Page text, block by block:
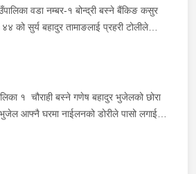
म.प्र. व०४-००१ ज ००८६ नं. को
जिल्ला सिराह मिर्चैया नगरपालिका-५ बस्ने
डब्बामा प्लास्टिकले पोका पारी लुकाई छिपाई
जस्तो देखिने गिलो पदार्थ ४५.१९० फेला
गर्दा पछाडी मोटरसाइकलमा सवार चालक
राहुल कुमार मण्डलले उक्त सामान दिई पठाएको
सहित निजहरुलाई नियन्त्रणमा लिई थप
वडा नम्बर-१ बोन्द्री बस्ने बैंकिङ कसुर
४४ को सुर्य बहादुर तामाङलाई प्रहरी टोलीले
१ चौराही बस्ने गणेष बहादुर भुजेलको छोरा
आफ्नै घरमा नाईलनको डोरीले पासो लगाई
थप अनुसन्धान कार्य भइरहेको ।